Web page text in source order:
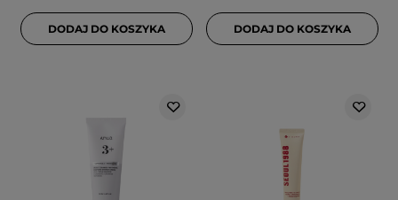
DODAJ DO KOSZYKA DODAJ DO KOSZYKA